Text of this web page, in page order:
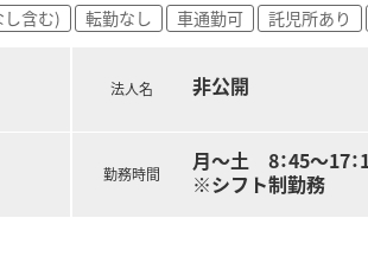
含む) 転勤なし 車通勤可 託児所あり
法人名 非公開
勤務時間
月～土 8：45～17
※シフト制勤務